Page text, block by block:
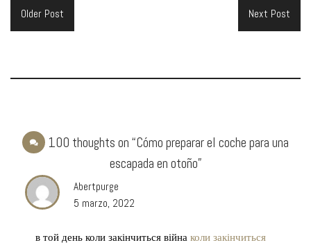
Older Post Next Post
100 thoughts on “Cómo preparar el coche para una
escapada en otoño”
Abertpurge
5 marzo, 2022
в той день коли закінчиться війна коли закінчиться